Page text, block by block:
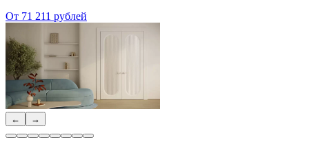
От 71 211 рублей
← →